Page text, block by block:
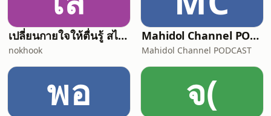
คือมองให
เปลี่ยนกายใจให้ตื่นรู้ สไตล์ "พื้นที่ของควา
nokhook
Mahidol Channel PODCAST
Mahidol Channel PODCAST
พอ จ(